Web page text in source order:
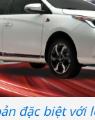
đặc biệt với